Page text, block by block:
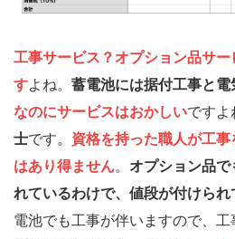
工事サービス？オプション品サ
すよね。 蓄電池には据付工事と電
なのにサービスはおかしいですよ
士です。 資格を持った職人が工
はあり得ません。 オプション品
れているわけで、値段が付けられ
電池でも工事が伴いますので、